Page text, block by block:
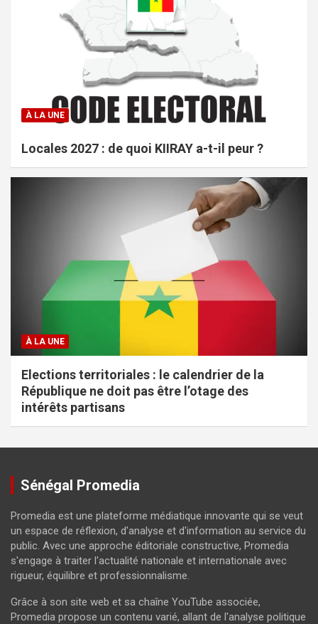
À LA UNE
Locales 2027 : de quoi KIIRAY a-t-il peur ?
À LA UNE
Elections territoriales : le calendrier de la
République ne doit pas être l’otage des
intérêts partisans
Sénégal Promedia
Promedia est une plateforme médiatique innovante qui se veut
un espace de réflexion, d'analyse et d'information au service du
public. Avec une approche éditoriale constructive, Promedia
s'engage à traiter l'actualité nationale et internationale avec
rigueur, équilibre et professionnalisme.
Grâce à son site web et sa chaîne YouTube associée,
Promedia propose un contenu varié, allant de l'analyse politique